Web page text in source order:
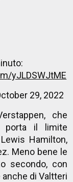
yJLDSWJtME
29, 2022
che
porta il limite
Hamilton,
Meno bene le
secondo, con
di Valtteri